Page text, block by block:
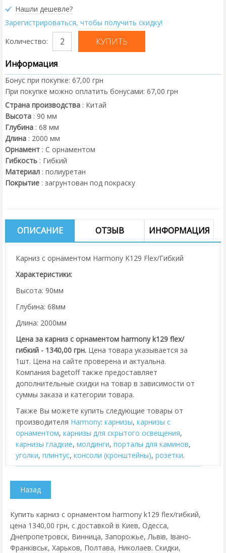
Нашли дешевле?
Зарегистрироваться, чтобы получить скидку!
Количество:
Информация
Бонус при покупке: 67,00 грн
При покупке можно оплатить бонусами: 67,00 грн
Страна производства : Китай
Высота : 90 мм
Глубина : 68 мм
Длина : 2000 мм
Орнамент : С орнаментом
Гибкость : Гибкий
Материал : полиуретан
Покрытие : загрунтован под покраску
ОПИСАНИЕ ОТЗЫВ ИНФОРМАЦИЯ
Карниз с орнаментом Harmony K129 Flex/Гибкий
Характеристики:
Высота: 90мм
Глубина: 68мм
Длина: 2000мм
Цена за карниз с орнаментом harmony k129 flex/
гибкий - 1340,00 грн. Цена товара указывается за
1шт. Цена на сайте проверена и актуальна.
Компания bagetoff также предоставляет
дополнительные скидки на товар в зависимости от
суммы заказа и категории товара.
Также Вы можете купить следующие товары от
производителя Harmony: карнизы, карнизы с
орнаментом, карнизы для скрытого освещения,
карнизы гладкие, молдинги, порталы для каминов,
уголки, плинтус, консоли (кронштейны), розетки.
Купить карниз с орнаментом harmony k129 flex/гибкий,
цена 1340,00 грн, с доставкой в Киев, Одесса,
Днепропетровск, Винница, Запорожье, Львів, Івано-
Франківськ, Харьков, Полтава, Николаев. Скидки,